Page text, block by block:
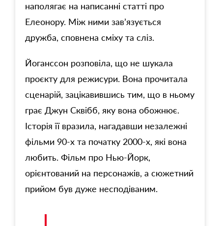
наполягає на написанні статті про
Елеонору. Між ними зав’язується
дружба, сповнена сміху та сліз.
Йоганссон розповіла, що не шукала
проєкту для режисури. Вона прочитала
сценарій, зацікавившись тим, що в ньому
грає Джун Сквібб, яку вона обожнює.
Історія її вразила, нагадавши незалежні
фільми 90-х та початку 2000-х, які вона
любить. Фільм про Нью-Йорк,
орієнтований на персонажів, а сюжетний
прийом був дуже несподіваним.